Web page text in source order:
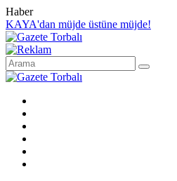
Haber
KAYA'dan müjde üstüne müjde!